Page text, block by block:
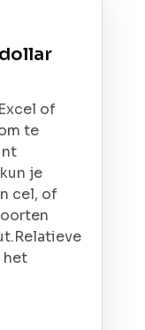
of
te
je
cel, of
het